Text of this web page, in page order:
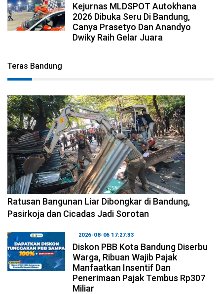
Kejurnas MLDSPOT Autokhana
2026 Dibuka Seru Di Bandung,
Canya Prasetyo Dan Anandyo
Dwiky Raih Gelar Juara
Teras Bandung
2026-08-06 17:34:08
Ratusan Bangunan Liar Dibongkar di Bandung,
Pasirkoja dan Cicadas Jadi Sorotan
2026-08-06 17:27:33
Diskon PBB Kota Bandung Diserbu
Warga, Ribuan Wajib Pajak
Manfaatkan Insentif Dan
Penerimaan Pajak Tembus Rp307
Miliar